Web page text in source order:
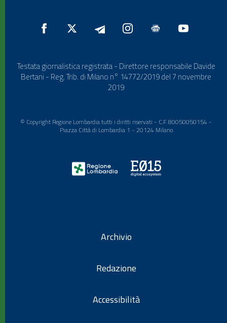
Testata giornalistica registrata - Direttore responsabile Davide
Bertani - Reg. Trib. di Milano n° 14772/2019 del 7 novembre
2019
© Copyright Regione Lombardia tutti i diritti riservati - C.F. 80050050154 -
Piazza Città di Lombardia 1 - 20124 Milano
Archivio
Redazione
Accessibilità